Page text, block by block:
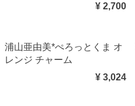
¥ 2,700
浦山亜由美*ぺろっとくま オ
レンジ チャーム
¥ 3,024